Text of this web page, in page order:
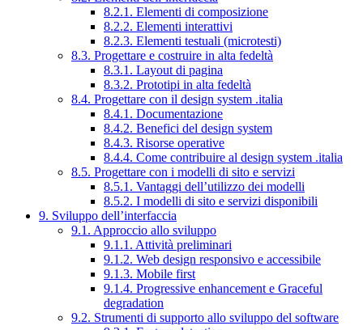
8.2.1. Elementi di composizione
8.2.2. Elementi interattivi
8.2.3. Elementi testuali (microtesti)
8.3. Progettare e costruire in alta fedeltà
8.3.1. Layout di pagina
8.3.2. Prototipi in alta fedeltà
8.4. Progettare con il design system .italia
8.4.1. Documentazione
8.4.2. Benefici del design system
8.4.3. Risorse operative
8.4.4. Come contribuire al design system .italia
8.5. Progettare con i modelli di sito e servizi
8.5.1. Vantaggi dell’utilizzo dei modelli
8.5.2. I modelli di sito e servizi disponibili
9. Sviluppo dell’interfaccia
9.1. Approccio allo sviluppo
9.1.1. Attività preliminari
9.1.2. Web design responsivo e accessibile
9.1.3. Mobile first
9.1.4. Progressive enhancement e Graceful
degradation
9.2. Strumenti di supporto allo sviluppo del software